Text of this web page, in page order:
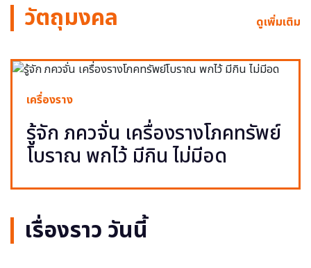
วัตถุมงคล ดูเพิ่มเติม
เครื่องราง
รู้จัก ภควจั่น เครื่องรางโภคทรัพย์
โบราณ พกไว้ มีกิน ไม่มีอด
เรื่องราว วันนี้